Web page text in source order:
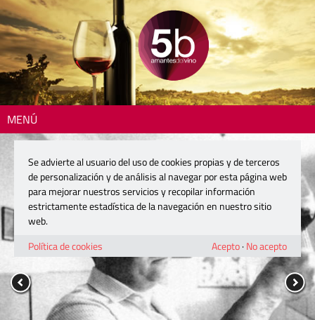
MENÚ
Se advierte al usuario del uso de cookies propias y de terceros
de personalización y de análisis al navegar por esta página web
para mejorar nuestros servicios y recopilar información
estrictamente estadística de la navegación en nuestro sitio
web.
Política de cookies
Acepto· No acepto